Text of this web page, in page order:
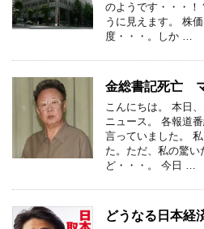
のようです・・・！
うに見えます。 株
度・・・。しか …
金総書記死亡
こんにちは。 本日
ニュース。 各報道
言っていました。
た。ただ、私の驚
ど・・・。 今日 …
どうなる日本